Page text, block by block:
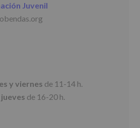
Juvenil
y viernes de 11-14 h.
de 16-20 h.